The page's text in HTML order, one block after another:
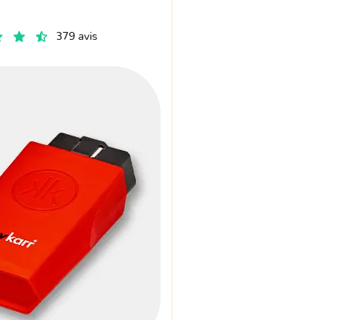
379 avis